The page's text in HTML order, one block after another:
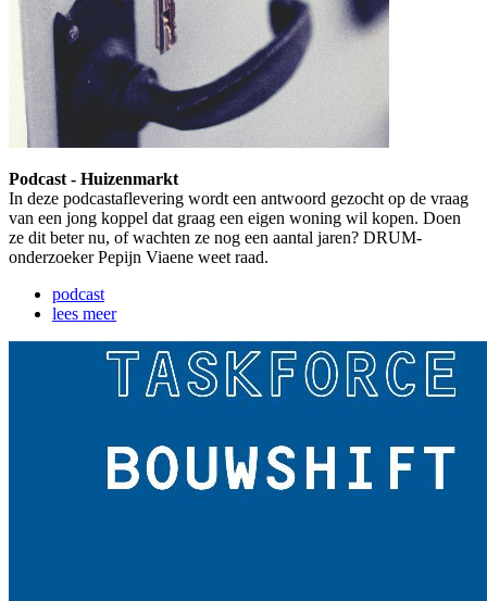
Podcast - Huizenmarkt
In deze podcastaflevering wordt een antwoord gezocht op de vraag
van een jong koppel dat graag een eigen woning wil kopen. Doen
ze dit beter nu, of wachten ze nog een aantal jaren? DRUM-
onderzoeker Pepijn Viaene weet raad.
podcast
lees meer